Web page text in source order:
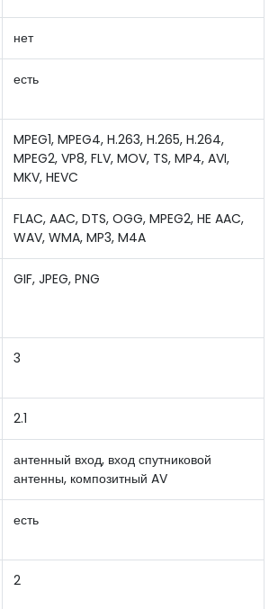
нет
есть
MPEG1, MPEG4, H.263, H.265, H.264,
MPEG2, VP8, FLV, MOV, TS, MP4, AVI,
MKV, HEVC
FLAC, AAC, DTS, OGG, MPEG2, HE AAC,
WAV, WMA, MP3, M4A
GIF, JPEG, PNG
3
2.1
антенный вход, вход спутниковой
антенны, композитный AV
есть
2